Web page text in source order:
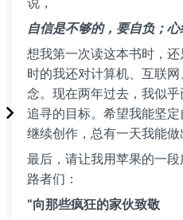
自信是不够的，要自负；心
想我第一次读这本书时，
时的我还对计算机、互联
念。现在两年过去，我似
追寻的目标。希望我能坚定
继续创作，总有一天我能做
最后，请让我用苹果的一
路者们：
“向那些疯狂的家伙致敬